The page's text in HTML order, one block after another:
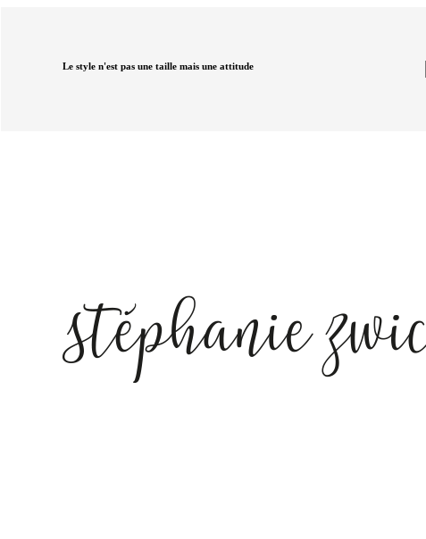
Le style n'est pas une taille mais une attitude